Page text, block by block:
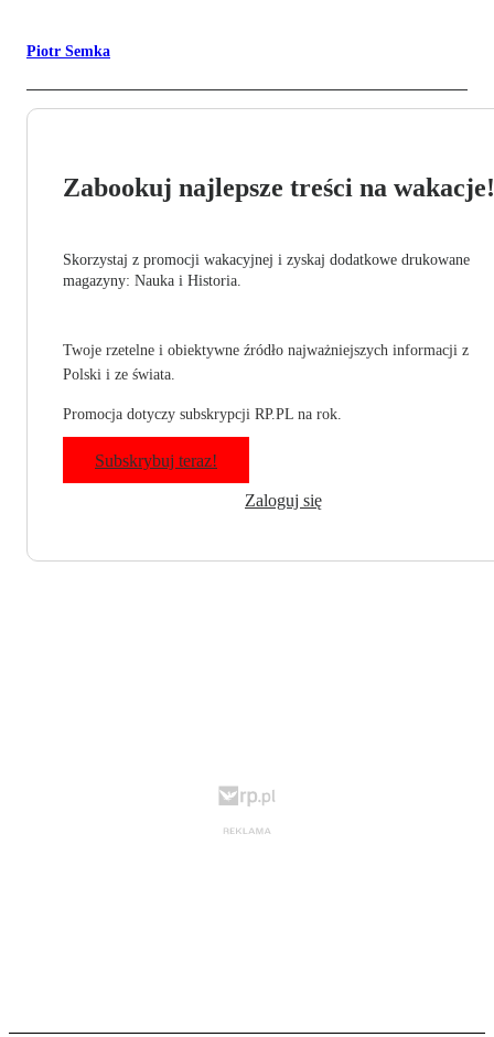
Piotr Semka
Zabookuj najlepsze treści na wakacje!
Skorzystaj z promocji wakacyjnej i zyskaj dodatkowe drukowane
magazyny: Nauka i Historia.
Twoje rzetelne i obiektywne źródło najważniejszych informacji z
Polski i ze świata.
Promocja dotyczy subskrypcji RP.PL na rok.
Subskrybuj teraz!
Zaloguj się